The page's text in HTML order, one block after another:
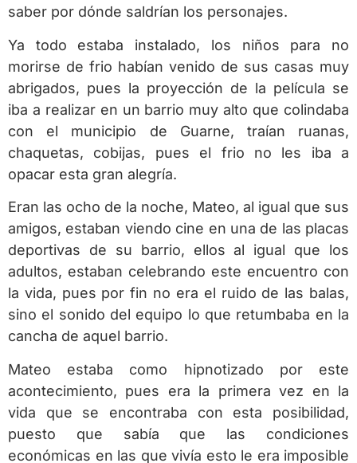
saber por dónde saldrían los personajes.
Ya todo estaba instalado, los niños para no
morirse de frio habían venido de sus casas muy
abrigados, pues la proyección de la película se
iba a realizar en un barrio muy alto que colindaba
con el municipio de Guarne, traían ruanas,
chaquetas, cobijas, pues el frio no les iba a
opacar esta gran alegría.
Eran las ocho de la noche, Mateo, al igual que sus
amigos, estaban viendo cine en una de las placas
deportivas de su barrio, ellos al igual que los
adultos, estaban celebrando este encuentro con
la vida, pues por fin no era el ruido de las balas,
sino el sonido del equipo lo que retumbaba en la
cancha de aquel barrio.
Mateo estaba como hipnotizado por este
acontecimiento, pues era la primera vez en la
vida que se encontraba con esta posibilidad,
puesto que sabía que las condiciones
económicas en las que vivía esto le era imposible